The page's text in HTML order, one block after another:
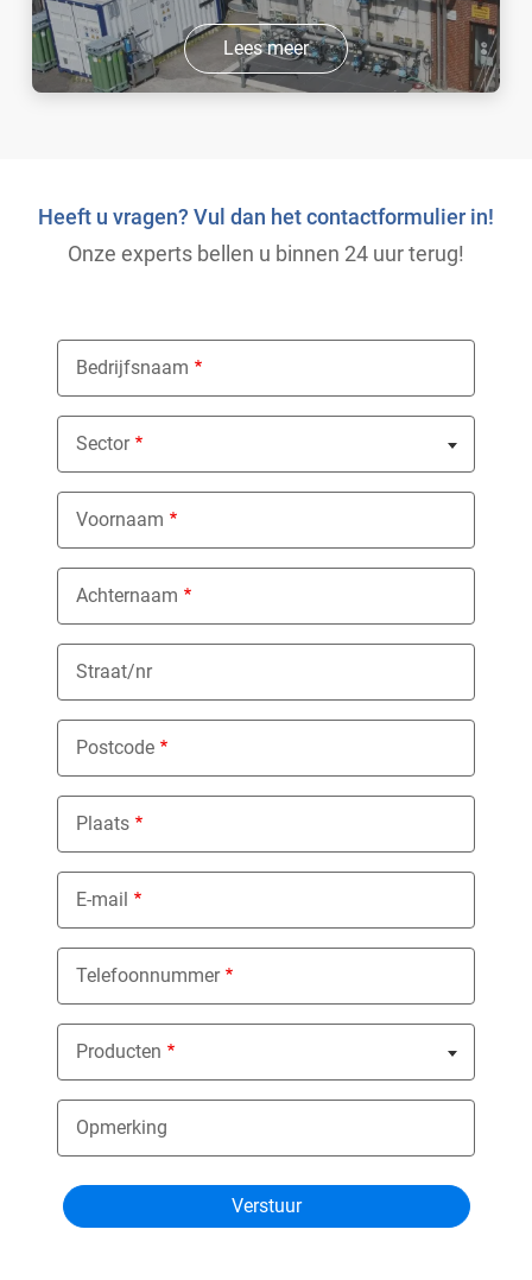
Lees meer
Heeft u vragen? Vul dan het contactformulier in!
Onze experts bellen u binnen 24 uur terug!
Bedrijfsnaam
Sector
Nothing selected
Voornaam
Achternaam
Straat/nr
Postcode
Plaats
E-mail
Telefoonnummer
Producten
Nothing selected
Opmerking